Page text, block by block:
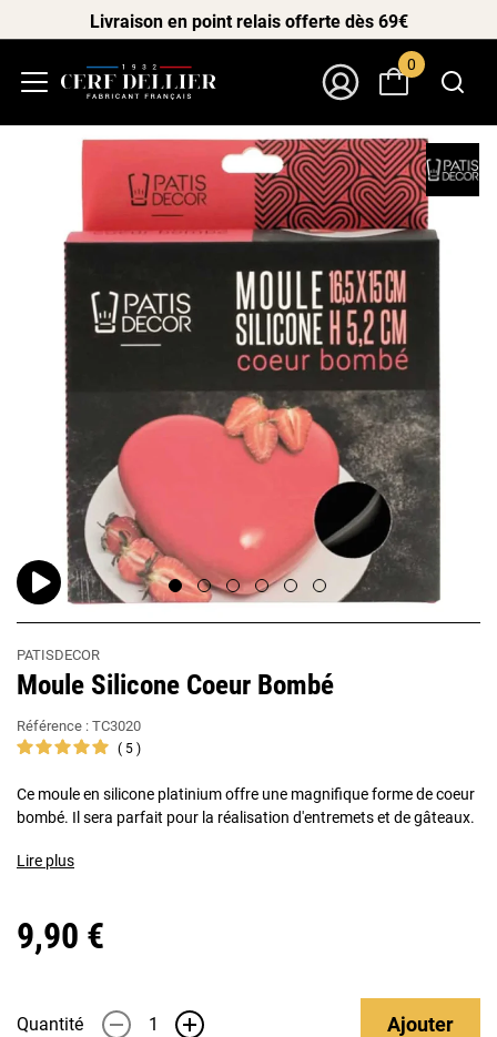
Livraison en point relais offerte dès 69€
0
PATISDECOR
Moule Silicone Coeur Bombé
Référence : TC3020
5
Ce moule en silicone platinium offre une magnifique forme de coeur
bombé. Il sera parfait pour la réalisation d'entremets et de gâteaux.
Lire plus
9,90 €
Quantité - + Ajouter